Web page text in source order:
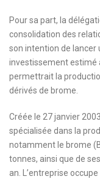
Pour sa part, la
consolidation des
son intention de lancer
investissement estimé
permettrait la
dérivés de brome.
Créée le 27 janvier
spécialisée dans la
notamment le brome
tonnes, ainsi que de
an. L’entreprise